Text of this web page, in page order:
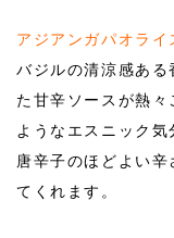
アジアンガパオライ
バジルの清涼感ある
た甘辛ソースが熱
ようなエスニック
唐辛子のほどよい
てくれます。